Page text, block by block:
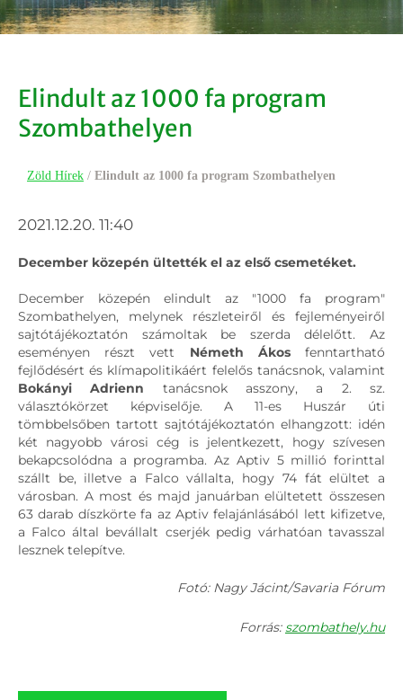
Elindult az 1000 fa program
Szombathelyen
Zöld Hírek / Elindult az 1000 fa program Szombathelyen
2021.12.20. 11:40
December közepén ültették el az első csemetéket.
December közepén elindult az "1000 fa program"
Szombathelyen, melynek részleteiről és fejleményeiről
sajtótájékoztatón számoltak be szerda délelőtt. Az
eseményen részt vett Németh Ákosfenntartható
fejlődésért és klímapolitikáért felelős tanácsnok, valamint
Bokányi Adrienn tanácsnok asszony, a 2. sz.
választókörzet képviselője. A 11-es Huszár úti
tömbbelsőben tartott sajtótájékoztatón elhangzott: idén
két nagyobb városi cég is jelentkezett, hogy szívesen
bekapcsolódna a programba. Az Aptiv 5 millió forinttal
szállt be, illetve a Falco vállalta, hogy 74 fát elültet a
városban. A most és majd januárban elültetett összesen
63 darab díszkörte fa az Aptiv felajánlásából lett kifizetve,
a Falco által bevállalt cserjék pedig várhatóan tavasszal
lesznek telepítve.
Fotó: Nagy Jácint/Savaria Fórum
Forrás:szombathely.hu